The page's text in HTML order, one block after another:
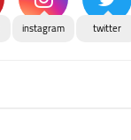
twitter
instagram